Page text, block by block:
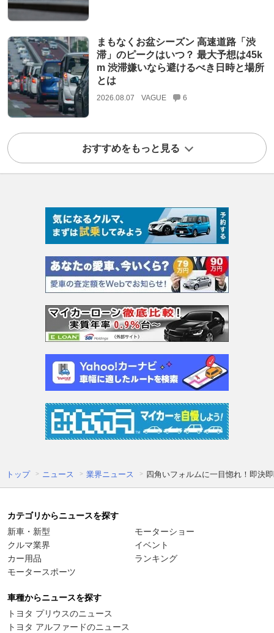
まもなくお盆シーズン 高速道路「渋
滞」のピークはいつ？ 最大予想は45k
m 渋滞嫌いなら避けるべき日時と場所
とは
2026.08.07 VAGUE 6
おすすめをもっと見る
トップ ニュース 業界ニュース 四角いフォルムに一目惚れ！即決
カテゴリからニュースを探す
新車・新型
クルマ業界
カー用品
モータースポーツ
モーターショー
イベント
ランキング
車種からニュースを探す
トヨタ プリウスのニュース
トヨタ アルファードのニュース